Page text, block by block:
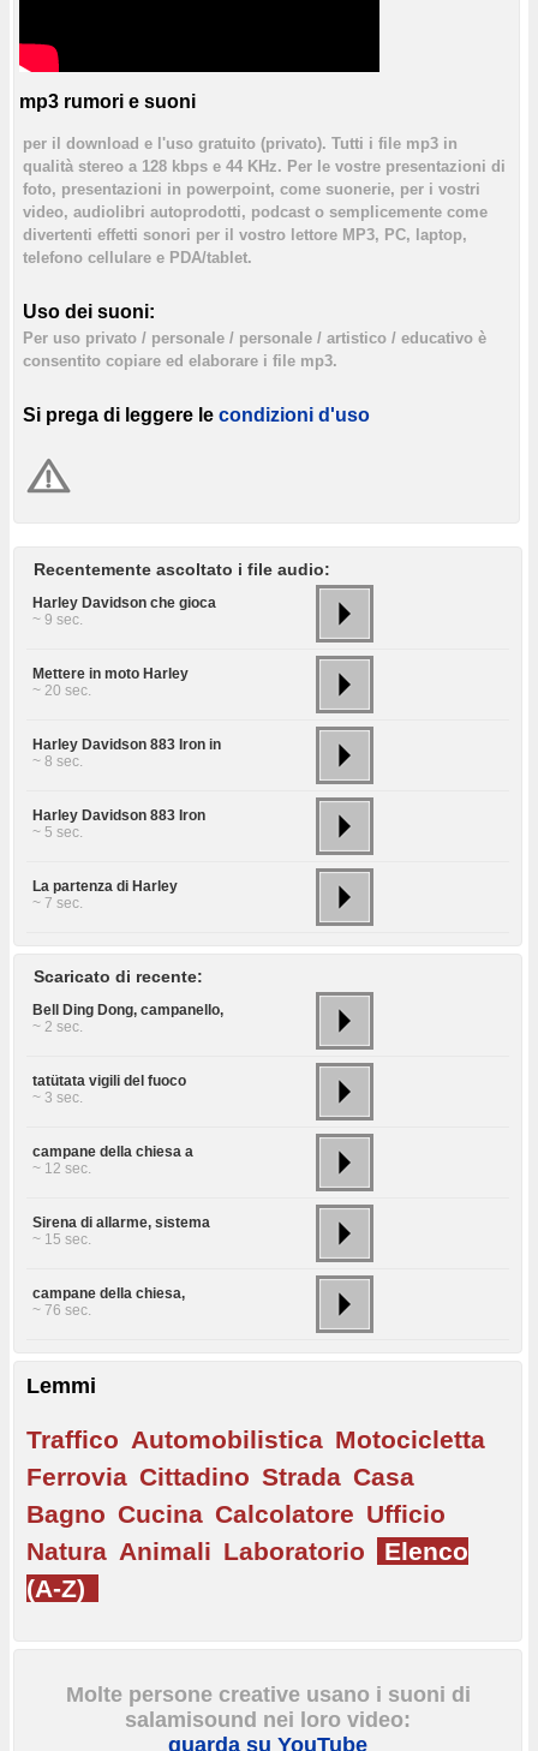
mp3 rumori e suoni
per il download e l'uso gratuito (privato). Tutti i file mp3 in
qualità stereo a 128 kbps e 44 KHz. Per le vostre presentazioni di
foto, presentazioni in powerpoint, come suonerie, per i vostri
video, audiolibri autoprodotti, podcast o semplicemente come
divertenti effetti sonori per il vostro lettore MP3, PC, laptop,
telefono cellulare e PDA/tablet.
Uso dei suoni:
Per uso privato / personale / personale / artistico / educativo è
consentito copiare ed elaborare i file mp3.
Si prega di leggere le condizioni d'uso
Recentemente ascoltato i file audio:
Harley Davidson che gioca
~ 9 sec.
Mettere in moto Harley
~ 20 sec.
Harley Davidson 883 Iron in
~ 8 sec.
Harley Davidson 883 Iron
~ 5 sec.
La partenza di Harley
~ 7 sec.
Scaricato di recente:
Bell Ding Dong, campanello,
~ 2 sec.
tatütata vigili del fuoco
~ 3 sec.
campane della chiesa a
~ 12 sec.
Sirena di allarme, sistema
~ 15 sec.
campane della chiesa,
~ 76 sec.
Lemmi
Traffico Automobilistica Motocicletta
Ferrovia Cittadino Strada Casa
Bagno Cucina Calcolatore Ufficio
Natura Animali Laboratorio
Elenco
(A-Z)
Molte persone creative usano i suoni di
salamisound nei loro video:
guarda su YouTube